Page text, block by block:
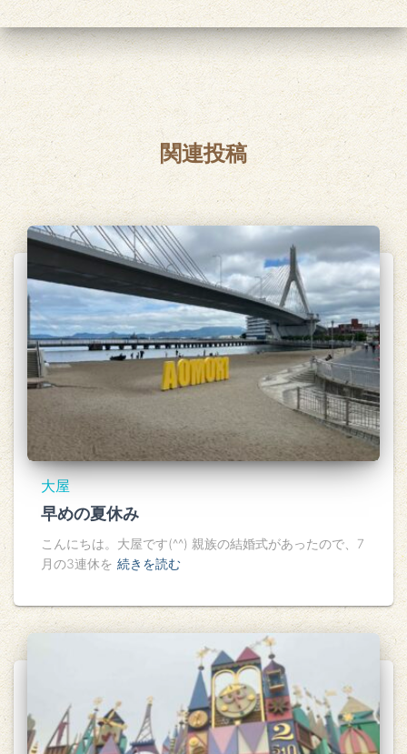
関連投稿
大屋
早めの夏休み
こんにちは。大屋です(^^) 親族の結婚式があったので、7
月の3連休を 続きを読む